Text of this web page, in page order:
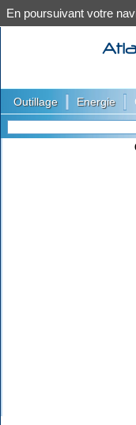
Outillage Energie
En poursuivant votre